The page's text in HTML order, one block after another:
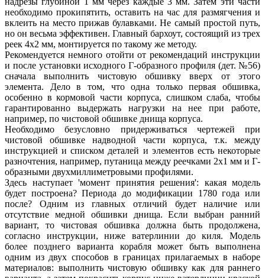
необходимо прокипятить, оставить на час для размягчения и
вклеить на место прижав булавками. Не самый простой путь,
но он весьма эффективен. Главный бархоут, состоящий из трех
реек 4x2 мм, монтируется по такому же методу.
Рекомендуется немного отойти от рекомендаций инструкции
и после установки исходного Г-образного профиля (дет. №56)
сначала выполнить чистовую обшивку вверх от этого
элемента. Дело в том, что одна только первая обшивка,
особенно в кормовой части корпуса, слишком слаба, чтобы
гарантированно выдержать нагрузки на нее при работе,
например, по чистовой обшивке днища корпуса.
Необходимо безусловно придерживаться чертежей при
чистовой обшивке надводной части корпуса, т.к. между
инструкцией и списком деталей и элементов есть некоторые
разночтения, например, путаница между реечками 2х1 мм и Г-
образными двухмиллиметровыми профилями.
Здесь наступает 'момент принятия решения': какая модель
будет построена? Периода до модификации 1780 года или
после? Одним из главных отличий будет наличие или
отсутствие медной обшивки днища. Если выбран ранний
вариант, то чистовая обшивка должна быть продолжена,
согласно инструкции, ниже ватерлинии до киля. Модель
более позднего варианта корабля может быть выполнена
одним из двух способов в границах прилагаемых в наборе
материалов: выполнить чистовую обшивку как для раннего